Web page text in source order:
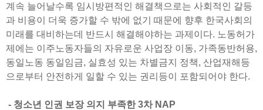
계속 늘어날수록 임시방편적인 해결책으로는 사회적인 갈등
과 비용이 더욱 증가할 수 밖에 없기 때문에 향후 한국사회의
미래를 대비하는데 반드시 해결해야하는 과제이다. 노동허가
제에는 이주노동자들의 자유로운 사업장 이동, 가족동반허용,
동일노동 동일임금, 실효성 있는 차별금지 정책, 산업재해등
으로부터 안전하게 일할 수 있는 권리등이 포함되어야 한다.
- 청소년 인권 보장 의지 부족한 3차 NAP